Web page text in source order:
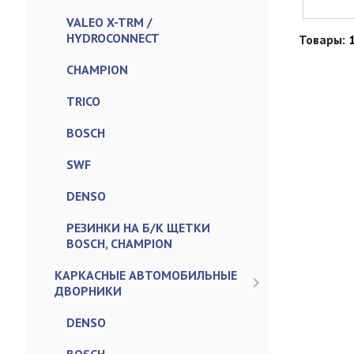
VALEO X-TRM /
HYDROCONNECT
CHAMPION
TRICO
BOSCH
SWF
DENSO
РЕЗИНКИ НА Б/К ЩЕТКИ
BOSCH, CHAMPION
КАРКАСНЫЕ АВТОМОБИЛЬНЫЕ
ДВОРНИКИ
DENSO
Товары: